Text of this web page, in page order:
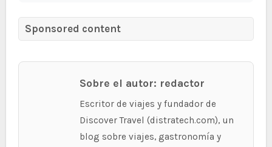
Sponsored content
Sobre el autor: redactor
Escritor de viajes y fundador de
Discover Travel (distratech.com), un
blog sobre viajes, gastronomía y